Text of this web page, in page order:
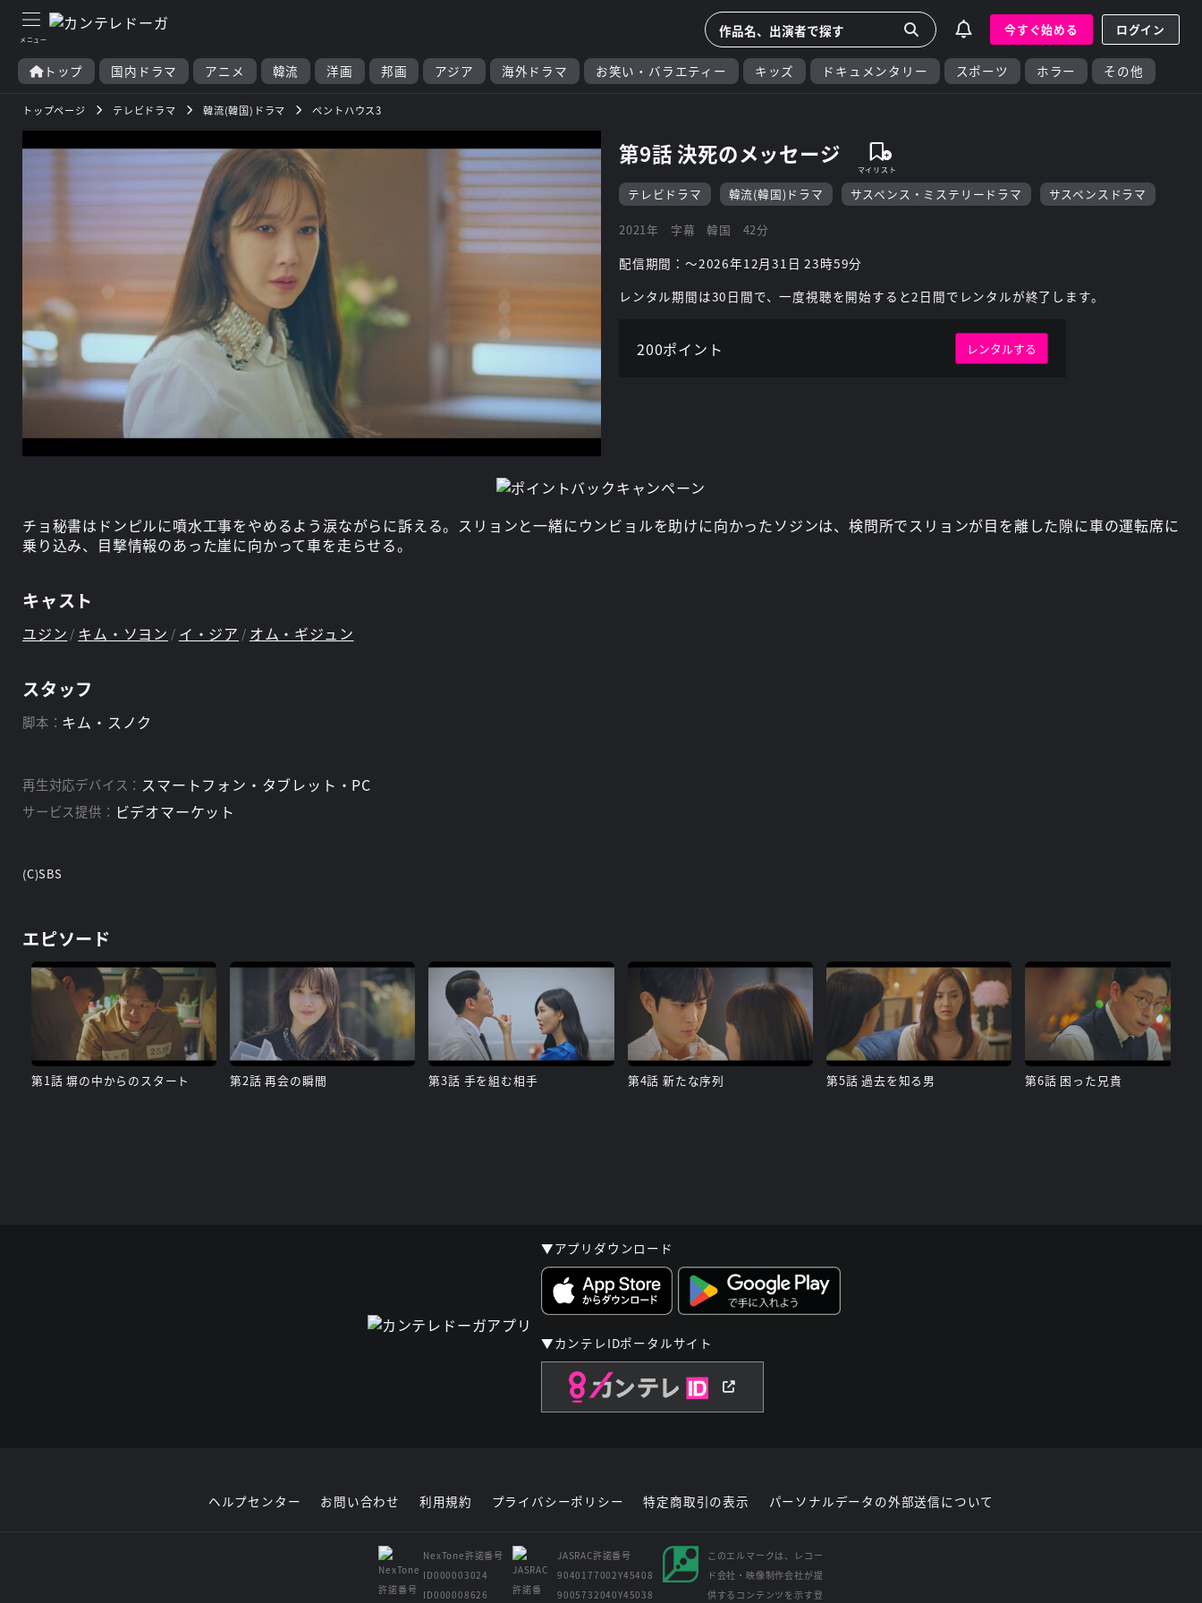
今すぐ始める ログイン
トップ 国内ドラマ アニメ 韓流 洋画 邦画 アジア 海外ドラマ お笑い・バラエティー キッズ ドキュメンタリー スポーツ ホラー その他
トップページ テレビドラマ 韓流(韓国)ドラマ ペントハウス3
第9話 決死のメッセージ
テレビドラマ 韓流(韓国)ドラマ サスペンス・ミステリードラマ サスペンスドラマ
2021年 字幕 韓国 42分
配信期間：～2026年12月31日 23時59分
レンタル期間は30日間で、一度視聴を開始すると2日間でレンタルが終了します。
200ポイント レンタルする
チョ秘書はドンピルに噴水工事をやめるよう涙ながらに訴える。スリョンと一緒にウンビョルを助けに向かったソジンは、検問所でスリョンが目を離した隙に車の運転席に
乗り込み、目撃情報のあった崖に向かって車を走らせる。
キャスト
ユジン キム・ソヨン イ・ジア オム・ギジュン
スタッフ
脚本： キム・スノク
再生対応デバイス： スマートフォン・タブレット・PC
サービス提供： ビデオマーケット
(C)SBS
エピソード
第1話 塀の中からのスタート 第2話 再会の瞬間 第3話 手を組む相手 第4話 新たな序列 第5話 過去を知る男 第6話 困った兄貴
▼アプリダウンロード
▼カンテレIDポータルサイト
ヘルプセンター お問い合わせ 利用規約 プライバシーポリシー 特定商取引の表示 パーソナルデータの外部送信について
NexTone許諾番号
ID000003024
ID000008626
JASRAC許諾番号
9040177002Y45408
9005732040Y45038
このエルマークは、レコー
ド会社・映像制作会社が提
供するコンテンツを示す登